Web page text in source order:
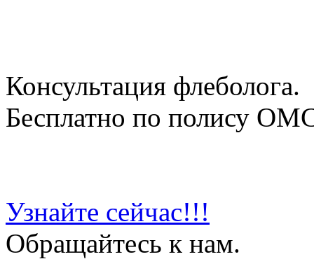
Консультация флеболога.
Бесплатно по полису
Узнайте сейчас!!!
Обращайтесь к нам.